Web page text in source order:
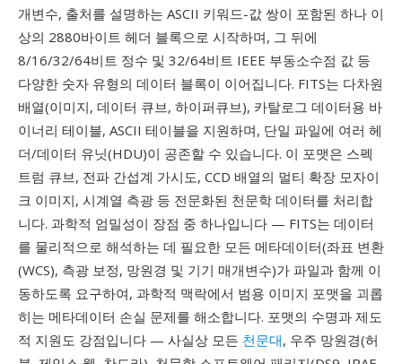
개변수, 출처를 설명하는 ASCII 키워드-값 쌍이 포함된 하나 이
상의 2880바이트 헤더 블록으로 시작하며, 그 뒤에
8/16/32/64비트 정수 및 32/64비트 IEEE 부동소수점 값 등
다양한 숫자 유형의 데이터 블록이 이어집니다. FITS는 다차원
배열(이미지, 데이터 큐브, 하이퍼큐브), 카탈로그 데이터용 바
이너리 테이블, ASCII 테이블을 지원하며, 단일 파일에 여러 헤
더/데이터 유닛(HDU)이 공존할 수 있습니다. 이 포맷은 스펙
트럼 큐브, 전파 간섭계 가시도, CCD 배열의 멀티 확장 모자이
크 이미지, 시계열 측광 등 전문화된 천문학 데이터를 처리합
니다. 과학적 엄밀성이 장점 중 하나입니다 — FITS는 데이터
를 물리적으로 해석하는 데 필요한 모든 메타데이터(좌표 변환
(WCS), 측광 보정, 망원경 및 기기 매개변수)가 파일과 함께 이
동하도록 요구하여, 과학적 맥락에서 범용 이미지 포맷을 괴롭
히는 메타데이터 손실 문제를 해소합니다. 포맷의 수명과 제도
적 지원도 강점입니다 — 사실상 모든 천문대, 우주 망원경(허